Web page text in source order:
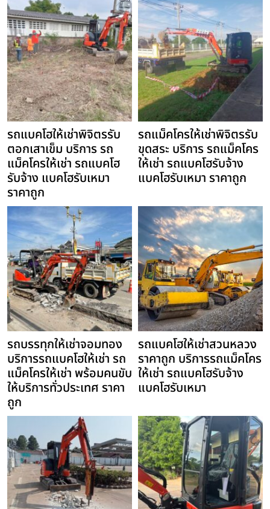
รถแบคโฮให้เช่าพิจิตรรับ
ตอกเสาเข็ม บริการ รถ
แม็คโครให้เช่า รถแบคโฮ
รับจ้าง แบคโฮรับเหมา
ราคาถูก
รถแม็คโครให้เช่าพิจิตรรับ
ขุดสระ บริการ รถแม็คโคร
ให้เช่า รถแบคโฮรับจ้าง
แบคโฮรับเหมา ราคาถูก
รถบรรทุกให้เช่าจอมทอง
บริการรถแบคโฮให้เช่า รถ
แม็คโครให้เช่า พร้อมคนขับ
ให้บริการทั่วประเทศ ราคา
ถูก
รถแบคโฮให้เช่าสวนหลวง
ราคาถูก บริการรถแม็คโคร
ให้เช่า รถแบคโฮรับจ้าง
แบคโฮรับเหมา